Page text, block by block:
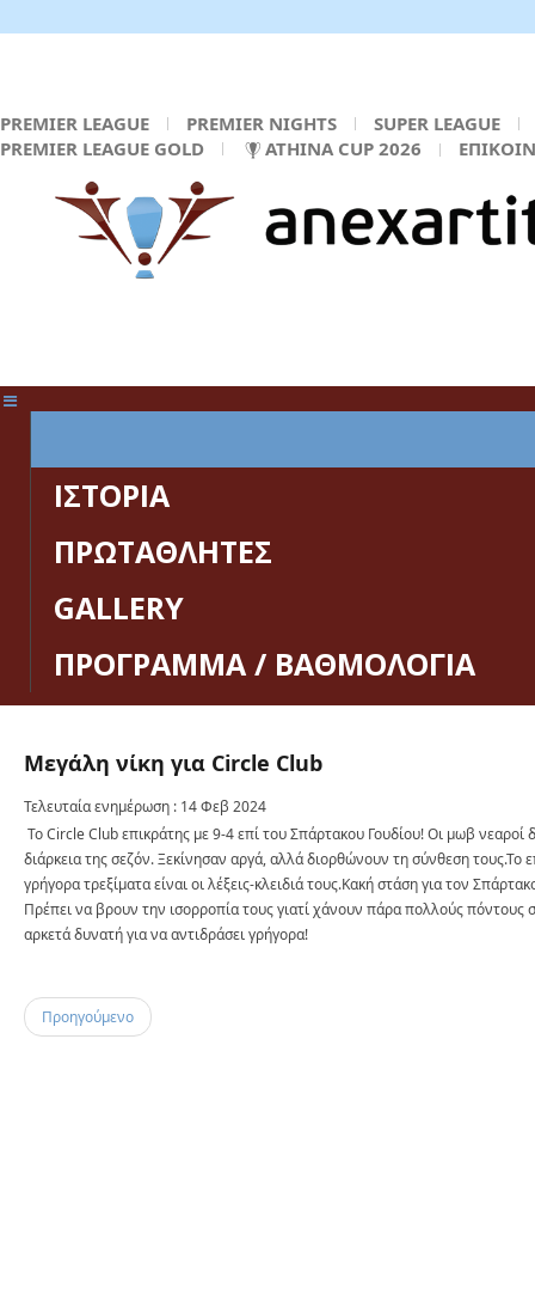
PREMIER LEAGUE PREMIER NIGHTS
SUPER LEAGUE
PREMIER LEAGUE GOLD
ATHINA CUP 2026
ΙΣΤΟΡΙΑ
ΠΡΩΤΑΘΛΗΤΕΣ
GALLERY
ΠΡΟΓΡΑΜΜΑ / ΒΑΘΜΟΛΟΓΙΑ
Μεγάλη νίκη για Circle Club
Τελευταία ενημέρωση : 14 Φεβ 2024
Το Circle Club επικράτης με 9-4 επί του Σπάρτακου Γουδίου! Οι μωβ νεαροί
διάρκεια της σεζόν. Ξεκίνησαν αργά, αλλά διορθώνουν τη σύνθεση τους.Το
γρήγορα τρεξίματα είναι οι λέξεις-κλειδιά τους.Κακή στάση για τον
Πρέπει να βρουν την ισορροπία τους γιατί χάνουν πάρα πολλούς πόντους
αρκετά δυνατή για να αντιδράσει γρήγορα!
Προηγούμενο